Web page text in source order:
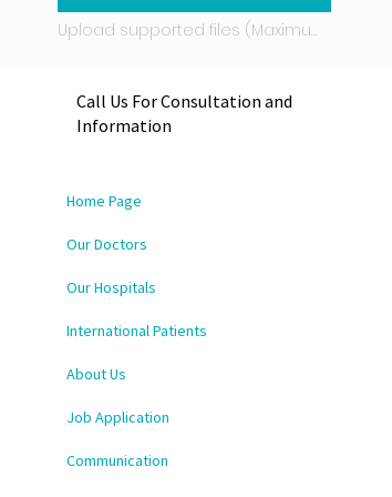
Upload supported files (Maximum 15 MB)
Call Us For Consultation and
Information
Home Page
Our Doctors
Our Hospitals
International Patients
About Us
Job Application
Communication